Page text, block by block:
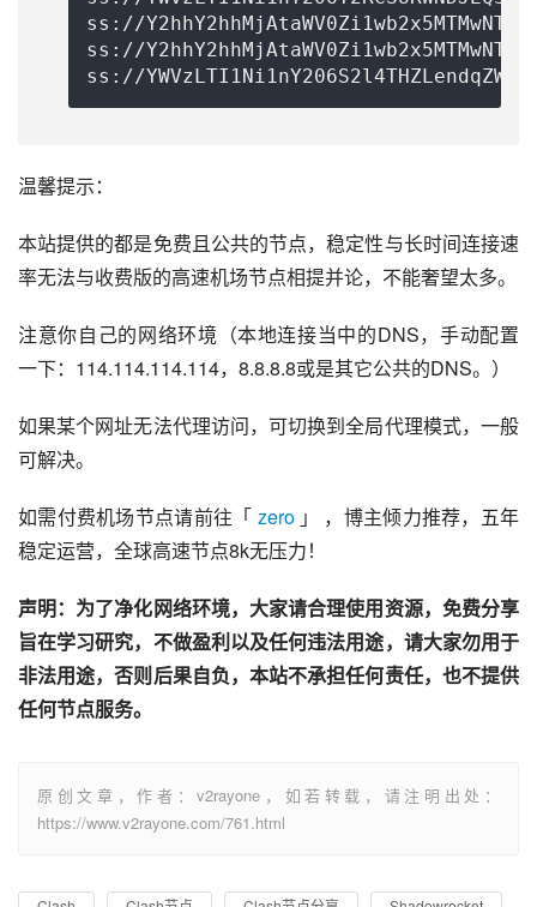
ss://
ss://
ss://
温馨提示：
本站提供的都是免费且公共的节点，稳定性与长时间连接速
率无法与收费版的高速机场节点相提并论，不能奢望太多。
注意你自己的网络环境（本地连接当中的DNS，手动配置
一下：114.114.114.114，8.8.8.8或是其它公共的DNS。）
如果某个网址无法代理访问，可切换到全局代理模式，一般
可解决。
如需付费机场节点请前往「 zero 」 ，博主倾力推荐，五年
稳定运营，全球高速节点8k无压力！
声明：为了净化网络环境，大家请合理使用资源，免费分享
旨在学习研究，不做盈利以及任何违法用途，请大家勿用于
非法用途，否则后果自负，本站不承担任何责任，也不提供
任何节点服务。
原创文章，作者：v2rayone，如若转载，请注明出处：
https://www.v2rayone.com/761.html